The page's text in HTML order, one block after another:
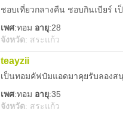
ชอบเที่ยวกลางคืน ชอบกินเบียร์
เพศ:ทอม อายุ:28
จังหวัด: สระแก้ว
teayzii
เป็นทอมคัฟป๋มแอดมาคุยรับลองส
เพศ:ทอม อายุ:35
จังหวัด: สระแก้ว